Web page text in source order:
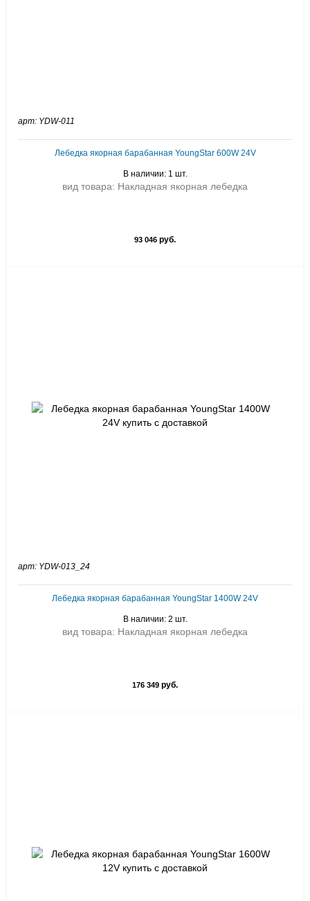
арт: YDW-011
Лебедка якорная барабанная YoungStar 600W 24V
В наличии: 1 шт.
вид товара: Накладная якорная лебедка
93 046 руб.
арт: YDW-013_24
Лебедка якорная барабанная YoungStar 1400W 24V
В наличии: 2 шт.
вид товара: Накладная якорная лебедка
176 349 руб.